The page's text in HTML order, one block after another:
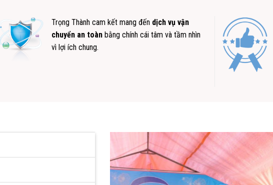
Trọng Thành cam kết mang đến dịch vụ vận
chuyển an toàn bằng chính cái tâm và tầm nhìn
vì lợi ích chung.